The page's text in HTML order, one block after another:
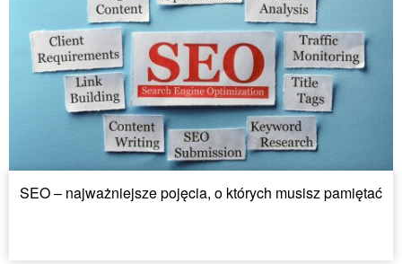
SEO – najważniejsze pojęcia, o których musisz pamiętać